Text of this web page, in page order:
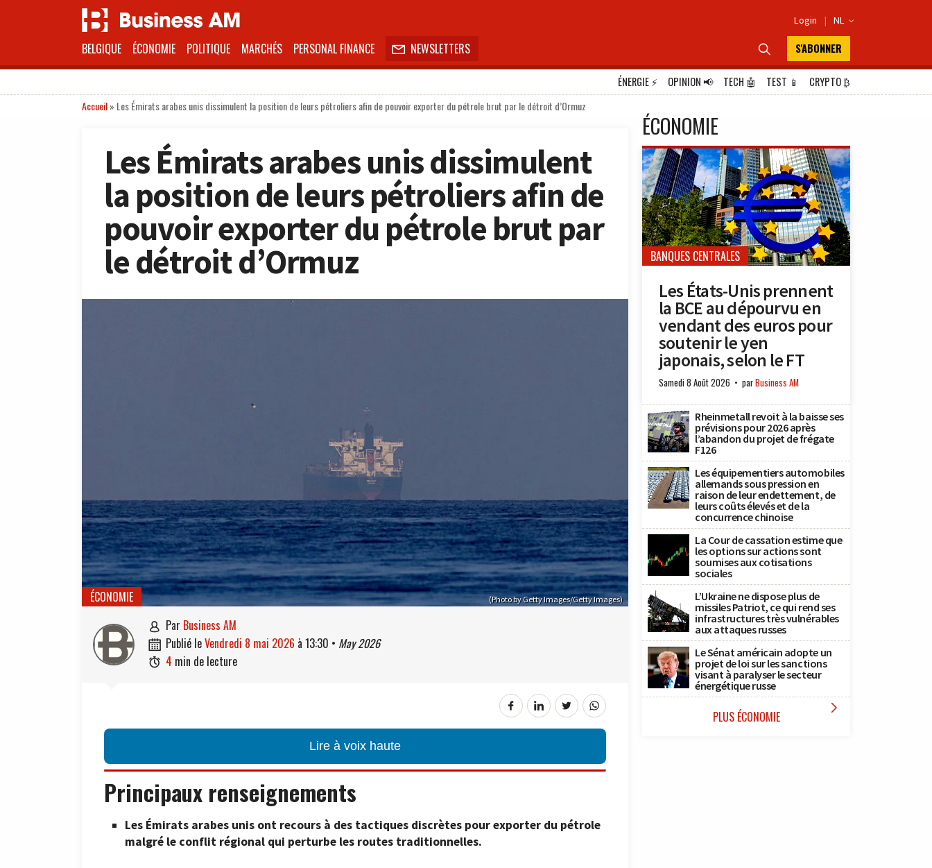
Login | NL 
BELGIQUE ÉCONOMIE POLITIQUE MARCHÉS PERSONAL FINANCE  NEWSLETTERS  S'ABONNER
ÉNERGIE⚡ OPINION📢 TECH 🤖 TEST 📱 CRYPTO₿
Accueil» Les Émirats arabes unis dissimulent la position de leurs pétroliers afin de pouvoir exporter du pétrole brut par le détroit d’Ormuz
Les Émirats arabes unis dissimulent
la position de leurs pétroliers afin de
pouvoir exporter du pétrole brut par
le détroit d’Ormuz
(Photo by Getty Images/Getty Images)
ÉCONOMIE
 par Business AM
 publié le vendredi 8 mai 2026 à 13:30 • May 2026
 4 min de lecture
Lire à voix haute
Principaux renseignements
Les Émirats arabes unis ont recours à des tactiques discrètes pour exporter du pétrole
malgré le conflit régional qui perturbe les routes traditionnelles.
ÉCONOMIE
BANQUES CENTRALES
Les États-Unis prennent
la BCE au dépourvu en
vendant des euros pour
soutenir le yen
japonais, selon le FT
Samedi 8 Août 2026 parBusiness AM
Rheinmetall revoit à la baisse ses
prévisions pour 2026 après
l’abandon du projet de frégate
F126
Les équipementiers automobiles
allemands sous pression en
raison de leur endettement, de
leurs coûts élevés et de la
concurrence chinoise
La Cour de cassation estime que
les options sur actions sont
soumises aux cotisations
sociales
L’Ukraine ne dispose plus de
missiles Patriot, ce qui rend ses
infrastructures très vulnérables
aux attaques russes
Le Sénat américain adopte un
projet de loi sur les sanctions
visant à paralyser le secteur
énergétique russe
PLUS ÉCONOMIE 